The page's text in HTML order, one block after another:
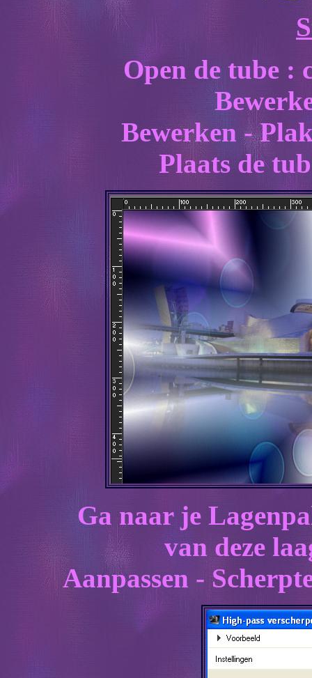
Open de tube :
Bewerken -
Plaats de
Ga naar je
van deze
Aanpassen -